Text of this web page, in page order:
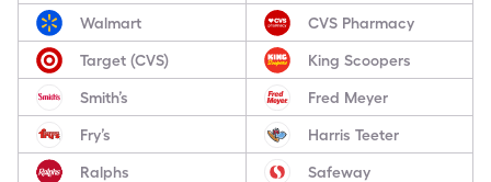
Walmart CVS Pharmacy
Target (CVS) King Scoopers
Smith’s Fred Meyer
Fry’s Harris Teeter
Ralphs Safeway